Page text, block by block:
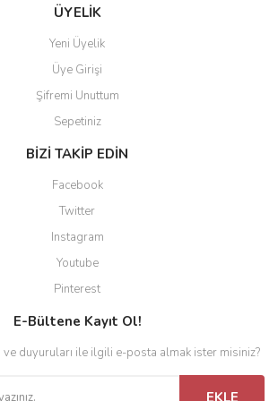
ÜYELİK
Yeni Üyelik
Üye Girişi
Şifremi Unuttum
Sepetiniz
BİZİ TAKİP EDİN
Facebook
Twitter
Instagram
Youtube
Pinterest
E-Bültene Kayıt Ol!
ve duyuruları ile ilgili e-posta almak ister misiniz?
EKLE